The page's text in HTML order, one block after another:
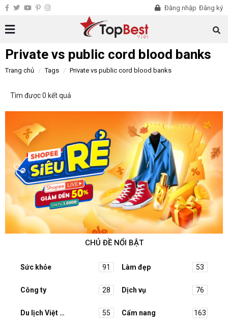
Đăng nhập Đăng ký
Private vs public cord blood banks
Trang chủ Tags Private vs public cord blood banks
Tìm được 0 kết quả
CHỦ ĐỀ NỔI BẬT
Sức khỏe 91 Làm đẹp 53
Công ty 28 Dịch vụ 76
Du lịch Việt Nam 55 Cẩm nang 163